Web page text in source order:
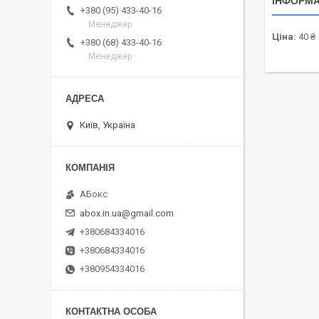
Ціна: 40 ₴
+380 (95) 433-40-16
Менеджер
+380 (68) 433-40-16
Менеджер
Київ, Україна
АБокс
abox.in.ua@gmail.com
+380684334016
+380684334016
+380954334016